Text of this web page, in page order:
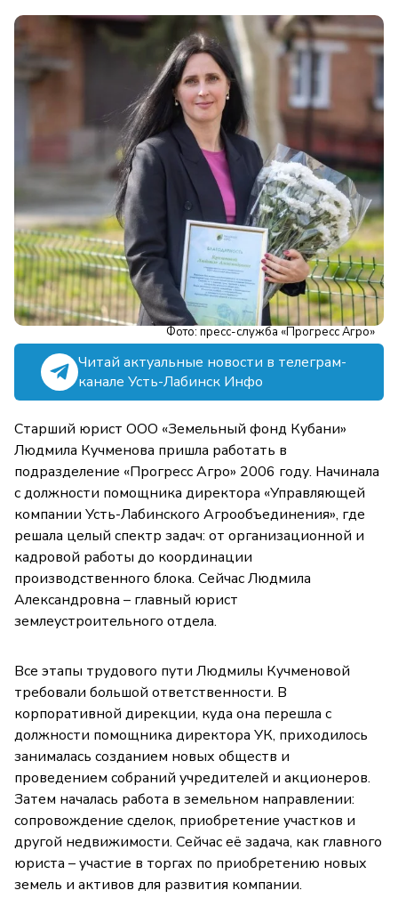
Фото: пресс-служба «Прогресс Агро»
Читай актуальные новости в телеграм-
канале Усть-Лабинск Инфо
Старший юрист ООО «Земельный фонд Кубани»
Людмила Кучменова пришла работать в
подразделение «Прогресс Агро» 2006 году. Начинала
с должности помощника директора «Управляющей
компании Усть-Лабинского Агрообъединения», где
решала целый спектр задач: от организационной и
кадровой работы до координации
производственного блока. Сейчас Людмила
Александровна – главный юрист
землеустроительного отдела.
Все этапы трудового пути Людмилы Кучменовой
требовали большой ответственности. В
корпоративной дирекции, куда она перешла с
должности помощника директора УК, приходилось
занималась созданием новых обществ и
проведением собраний учредителей и акционеров.
Затем началась работа в земельном направлении:
сопровождение сделок, приобретение участков и
другой недвижимости. Сейчас её задача, как главного
юриста – участие в торгах по приобретению новых
земель и активов для развития компании.